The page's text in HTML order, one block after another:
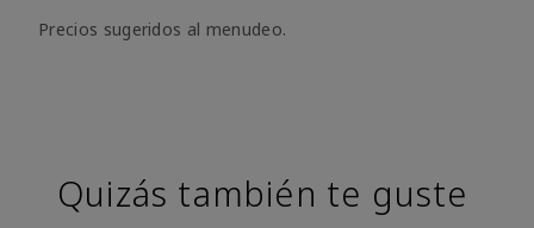
Precios sugeridos al menudeo.
Quizás también te guste